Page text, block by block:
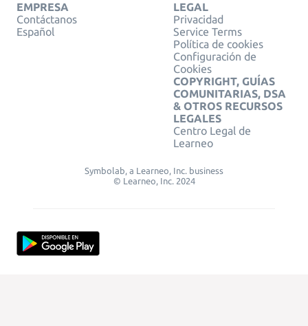
EMPRESA
Contáctanos
Español
LEGAL
Privacidad
Service Terms
Política de cookies
Configuración de
Cookies
COPYRIGHT, GUÍAS
COMUNITARIAS, DSA
& OTROS RECURSOS
LEGALES
Centro Legal de
Learneo
Symbolab, a Learneo, Inc. business
© Learneo, Inc. 2024